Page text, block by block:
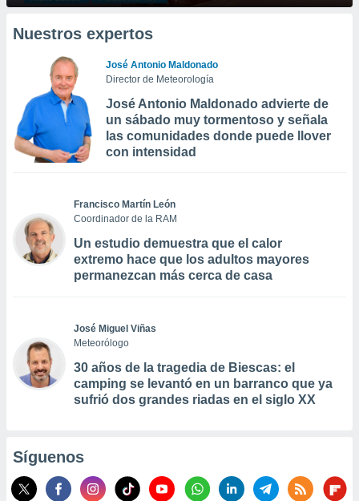
Nuestros expertos
José Antonio Maldonado
Director de Meteorología
José Antonio Maldonado advierte de
un sábado muy tormentoso y señala
las comunidades donde puede llover
con intensidad
Francisco Martín León
Coordinador de la RAM
Un estudio demuestra que el calor
extremo hace que los adultos mayores
permanezcan más cerca de casa
José Miguel Viñas
Meteorólogo
30 años de la tragedia de Biescas: el
camping se levantó en un barranco que ya
sufrió dos grandes riadas en el siglo XX
Síguenos